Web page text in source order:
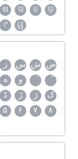
ଷ ସ ହ
ଡ଼
୯ ୱ
ز س ش ص
ه
و
ڈ ڑ ژ
ک
۵ ۶ ۷
۸